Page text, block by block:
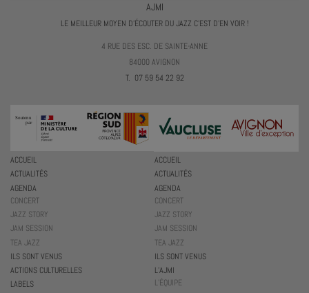
AJMI
LE MEILLEUR MOYEN D'ÉCOUTER DU JAZZ C'EST D'EN VOIR !
4 RUE DES ESC. DE SAINTE-ANNE
84000 AVIGNON
T. 07 59 54 22 92
ACCUEIL
ACTUALITÉS
AGENDA
CONCERT
JAZZ STORY
JAM SESSION
TEA JAZZ
ILS SONT VENUS
ACCUEIL
ACTUALITÉS
AGENDA
CONCERT
JAZZ STORY
JAM SESSION
TEA JAZZ
ILS SONT VENUS
ACTIONS CULTURELLES
LABELS
L’AJMI
L’ÉQUIPE